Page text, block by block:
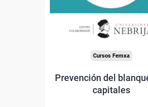
Doble titulación
Compra segura
Cursos Femxa
Prevención del
capitales